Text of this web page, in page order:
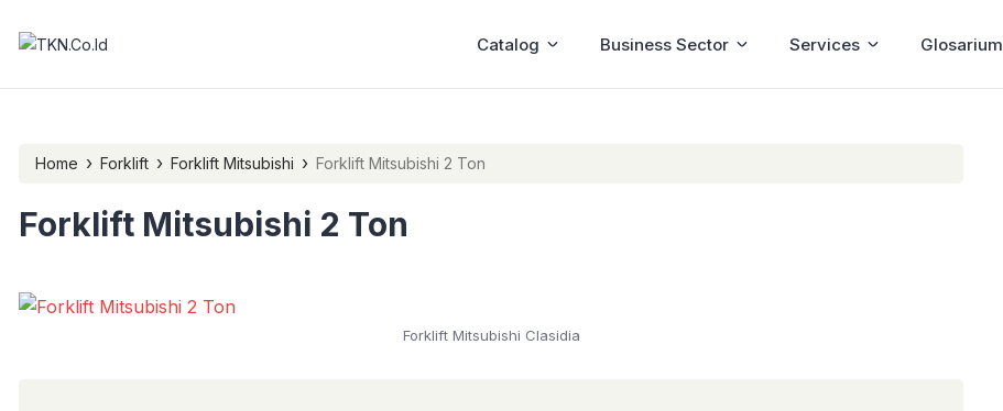
Catalog Business Sector Services Glosarium
Home › Forklift › Forklift Mitsubishi › Forklift Mitsubishi 2 Ton
Forklift Mitsubishi 2 Ton
Forklift Mitsubishi Clasidia